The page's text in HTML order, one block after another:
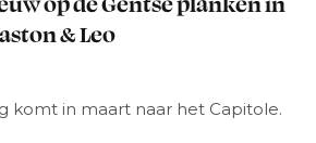
& Leo
komt in maart naar het Capitole.